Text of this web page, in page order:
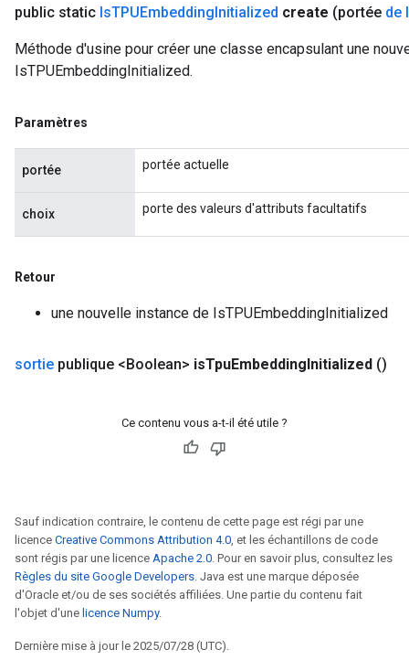
public static IsTPUEmbeddingInitialized create (portée de
Méthode d'usine pour créer une classe encapsulant une
IsTPUEmbeddingInitialized.
Paramètres
portée portée actuelle
choix porte des valeurs d'attributs facultatifs
Retour
une nouvelle instance de IsTPUEmbeddingInitialized
sortie publique <Boolean> isTpuEmbeddingInitialized ()
Ce contenu vous a-t-il été utile ?
Sauf indication contraire, le contenu de cette page est régi par une
licence Creative Commons Attribution 4.0, et les échantillons de code
sont régis par une licence Apache 2.0. Pour en savoir plus, consultez les
Règles du site Google Developers. Java est une marque déposée
d'Oracle et/ou de ses sociétés affiliées. Une partie du contenu fait
l'objet d'une licence Numpy.
Dernière mise à jour le 2025/07/28 (UTC).